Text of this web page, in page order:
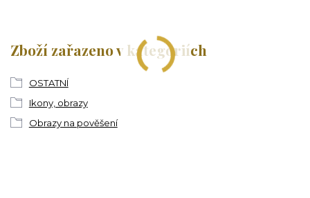
Zboží zařazeno v kategoriích
OSTATNÍ
Ikony, obrazy
Obrazy na pověšení